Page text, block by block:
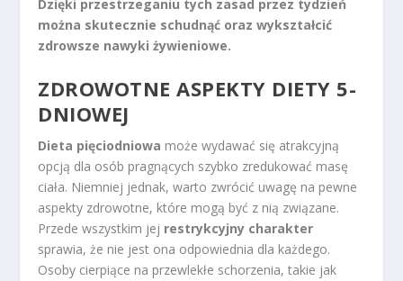
Dzięki przestrzeganiu tych zasad przez tydzień
można skutecznie schudnąć oraz wykształcić
zdrowsze nawyki żywieniowe.
ZDROWOTNE ASPEKTY DIETY 5-
DNIOWEJ
Dieta pięciodniowa może wydawać się atrakcyjną
opcją dla osób pragnących szybko zredukować masę
ciała. Niemniej jednak, warto zwrócić uwagę na pewne
aspekty zdrowotne, które mogą być z nią związane.
Przede wszystkim jej restrykcyjny charakter
sprawia, że nie jest ona odpowiednia dla każdego.
Osoby cierpiące na przewlekłe schorzenia, takie jak